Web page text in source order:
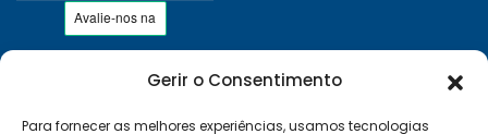
Gerir o Consentimento
Para fornecer as melhores experiências, usamos tecnologias
As nossas condições
Políticas de Privacidade